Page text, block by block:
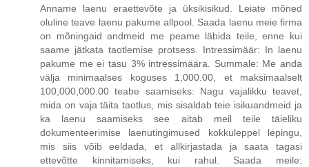
Anname laenu eraettevõte ja üksikisikud. Leiate mõned
oluline teave laenu pakume allpool. Saada laenu meie firma
on mõningaid andmeid me peame läbida teile, enne kui
saame jätkata taotlemise protsess. Intressimäär: In laenu
pakume me ei tasu 3% intressimäära. Summale: Me anda
välja minimaalses koguses 1,000.00, et maksimaalselt
100,000,000.00 teabe saamiseks: Nagu vajalikku teavet,
mida on vaja täita taotlus, mis sisaldab teie isikuandmeid ja
ka laenu saamiseks see aitab meil teile täieliku
dokumenteerimise laenutingimused kokkuleppel lepingu,
mis siis võib eeldada, et allkirjastada ja saata tagasi
ettevõtte kinnitamiseks, kui rahul. Saada meile: